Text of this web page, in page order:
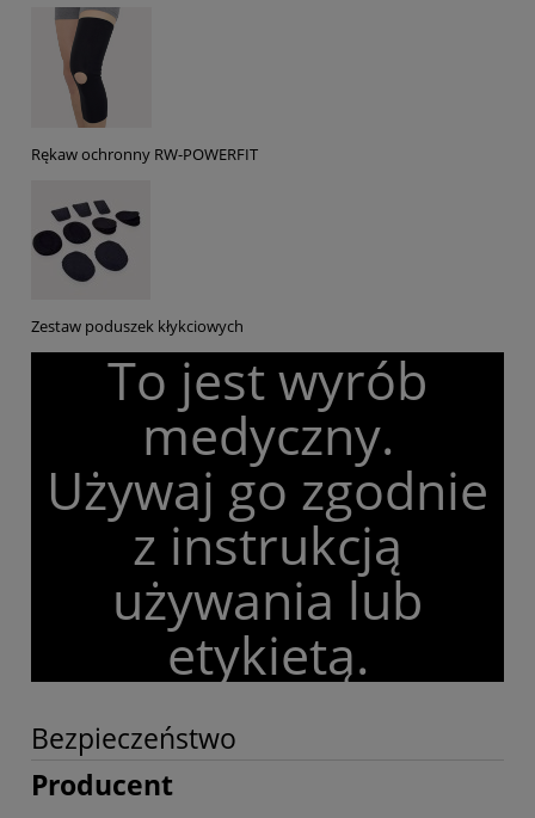
Rękaw ochronny RW-POWERFIT
Zestaw poduszek kłykciowych
To jest wyrób
medyczny.
Używaj go zgodnie
z instrukcją
używania lub
etykietą.
Bezpieczeństwo
Producent